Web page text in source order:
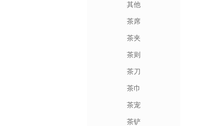
其他
茶席
茶夹
茶则
茶刀
茶巾
茶宠
茶铲